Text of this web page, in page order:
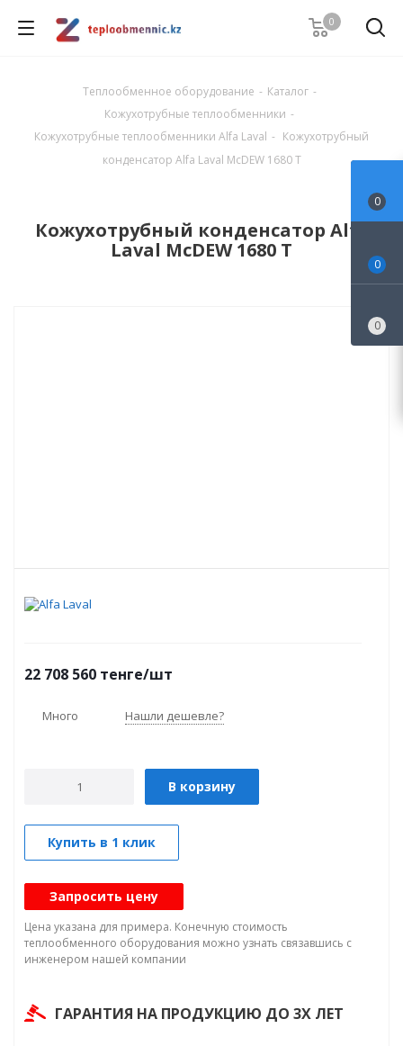
0
Теплообменное оборудование - Каталог -
Кожухотрубные теплообменники -
Кожухотрубные теплообменники Alfa Laval - Кожухотрубный
конденсатор Alfa Laval McDEW 1680 T
Кожухотрубный конденсатор Alfa
Laval McDEW 1680 T
22 708 560 тенге/шт
Много Нашли дешевле?
В корзину
Купить в 1 клик
Запросить цену
Цена указана для примера. Конечную стоимость
теплообменного оборудования можно узнать связавшись с
инженером нашей компании
ГАРАНТИЯ НА ПРОДУКЦИЮ ДО 3Х ЛЕТ
0
0
0